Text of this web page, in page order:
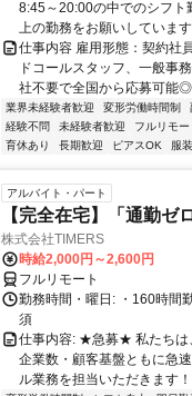
8:45～20:00の中でのシフ
上の勤務をお願いしていま
仕事内容 雇用形態：契約社
ドコールスタッフ、一般事
社不要で全国から応募可能
業界未経験者歓迎 変形労働時間制
経験不問
未経験者歓迎 フルリモー
育休あり
長期歓迎 ピアスOK 服
アルバイト・パート
【完全在宅】「通勤ゼ
株式会社TIMERS
時給2,000円～2,600円
フルリモート
勤務時間・曜日: ・160時間
須
仕事内容: ★急募★ 私たちは
企業数・顧客基盤ともに急
ル業務を担当いただきます